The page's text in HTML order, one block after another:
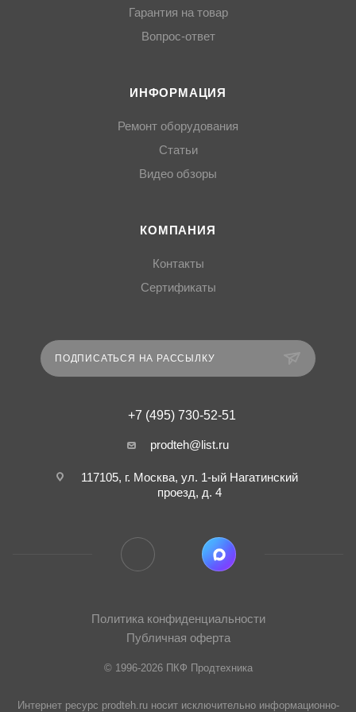
Гарантия на товар
Вопрос-ответ
ИНФОРМАЦИЯ
Ремонт оборудования
Статьи
Видео обзоры
КОМПАНИЯ
Контакты
Сертификаты
ПОДПИСАТЬСЯ НА РАССЫЛКУ
+7 (495) 730-52-51
prodteh@list.ru
117105, г. Москва, ул. 1-ый Нагатинский
проезд, д. 4
Политика конфиденциальности
Публичная оферта
© 1996-2026 ПКФ Продтехника
Интернет ресурс prodteh.ru носит исключительно информационно-